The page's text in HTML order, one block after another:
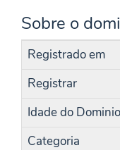
Sobre o
Registrado em
Registrar
Idade do Dominio
Categoria